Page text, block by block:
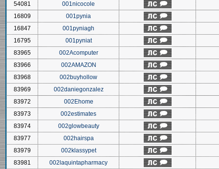
54081
001nicocole
16809
001pynia
16847
001pyniagh
16795
001pyniat
83965
002Acomputer
83966
002AMAZON
83968
002buyhollow
83969
002daniegonzalez
83972
002Ehome
83973
002estimates
83974
002glowbeauty
83977
002hairspa
83979
002klassypet
83981
002laquintapharmacy